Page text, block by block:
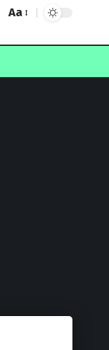
Font
Resizer
Aa